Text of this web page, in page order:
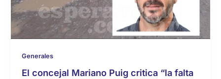
Generales
El concejal Mariano Puig critica “la falta